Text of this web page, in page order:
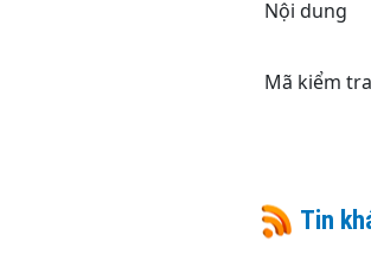
Nội dung
Mã kiểm tra
Tin